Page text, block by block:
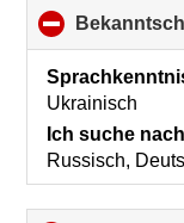
Ukrainisch
Ich suche
Russisch,